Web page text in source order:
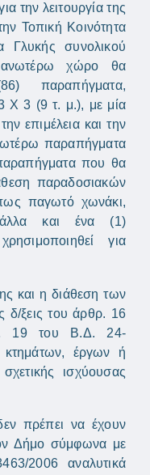
την λειτουργία της
Τοπική Κοινότητα
Γλυκής συνολικού
χώρο θα
παραπήγματα,
Χ 3 (9 τ. μ.), με μία
επιμέλεια και την
παραπήγματα
που θα
παραδοσιακών
παγωτό χωνάκι,
άλλα και ένα (1)
για
και η διάθεση των
δ/ξεις του άρθρ. 16
19 του Β.Δ. 24-
κτημάτων, έργων ή
ισχύουσας
να έχουν
Δήμο σύμφωνα με
2006 αναλυτικά